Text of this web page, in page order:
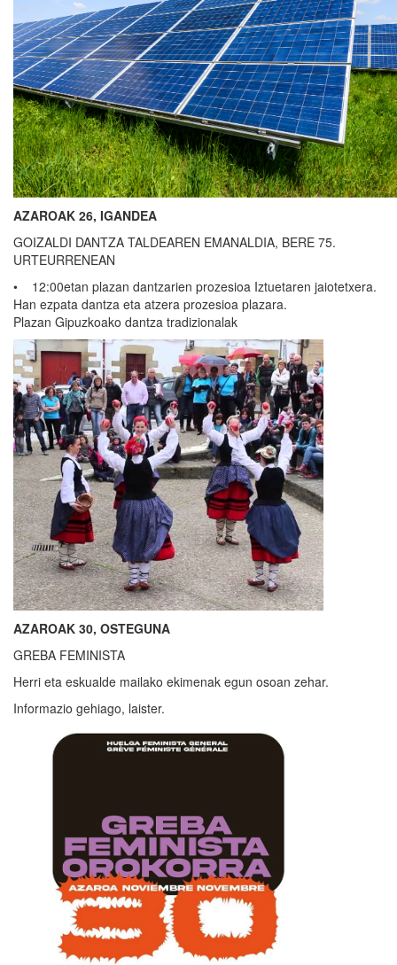
AZAROAK 26, IGANDEA
GOIZALDI DANTZA TALDEAREN EMANALDIA, BERE 75.
URTEURRENEAN
• 12:00etan plazan dantzarien prozesioa Iztuetaren jaiotetxera.
Han ezpata dantza eta atzera prozesioa plazara.
Plazan Gipuzkoako dantza tradizionalak
AZAROAK 30, OSTEGUNA
GREBA FEMINISTA
Herri eta eskualde mailako ekimenak egun osoan zehar.
Informazio gehiago, laister.